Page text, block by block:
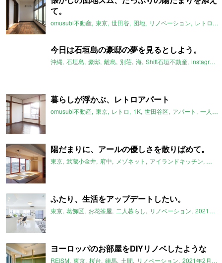
て。
omusubi不動産 東京 世田谷 団地 リノベーション レトロ
今日は石垣島の豪邸の夢を見るとしよう。
沖縄 石垣島 豪邸 離島 別荘 海 Shift石垣不動産 instagram
暮らしが浮かぶ、レトロアパート
omusubi不動産 東京 レトロ 1K 世田谷区 アパート 一人暮らし
陽だまりに、アールの優しさを散りばめて。
東京 武蔵小金井 府中 メゾネット アイランドキッチン スケ
ふたり、生活をアップデートしたい。
東京 葛飾区 お花茶屋 二人暮らし リノベーション 2021年2月のおすすめ
ヨーロッパのお部屋をDIYリノベしたような
REISM 東京 桜台 練馬 土間 リノベーション 2021年2月のおすすめ